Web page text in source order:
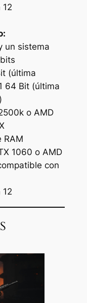
12
un sistema
(última
64 Bit (última
o AMD
RAM
1060 o AMD
con
12